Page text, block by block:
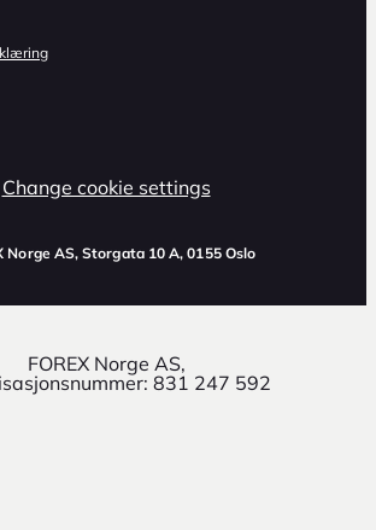
Change cookie settings
Norge AS, Storgata 10 A, 0155 Oslo
FOREX Norge AS,
831 247 592